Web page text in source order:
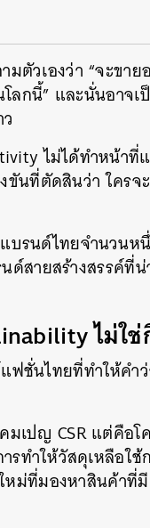
ตัวเองว่า “จะขา
กนี้” และนั่นอาจ
ไม่ได้ทำหน้า
ขันที่ตัดสินว่า ใคร
รนด์ไทยจำนวนห
สายสร้างสรรค์ที่น่
ไ
ฟชั่นไทยที่ทำให้ค
เปญ CSR แต่คือ
รทำให้วัสดุเหลือ
หม่ที่มองหาสินค้า